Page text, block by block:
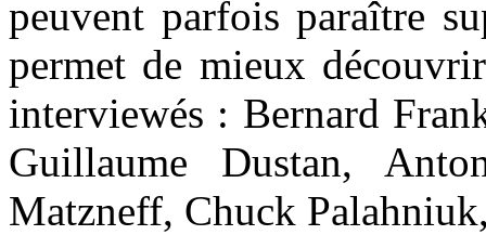
peuvent parfois paraître
permet de mieux
interviewés : Bernard
Guillaume Dustan,
Matzneff, Chuck